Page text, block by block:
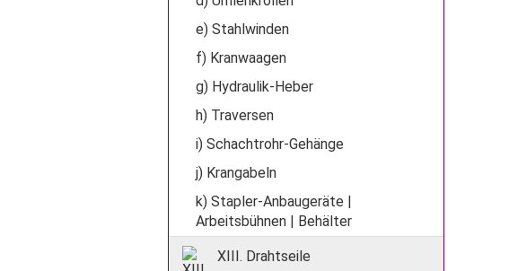
e) Stahlwinden
f) Kranwaagen
g) Hydraulik-Heber
h) Traversen
i) Schachtrohr-Gehänge
j) Krangabeln
k) Stapler-Anbaugeräte |
Arbeitsbühnen | Behälter
XIII. Drahtseile